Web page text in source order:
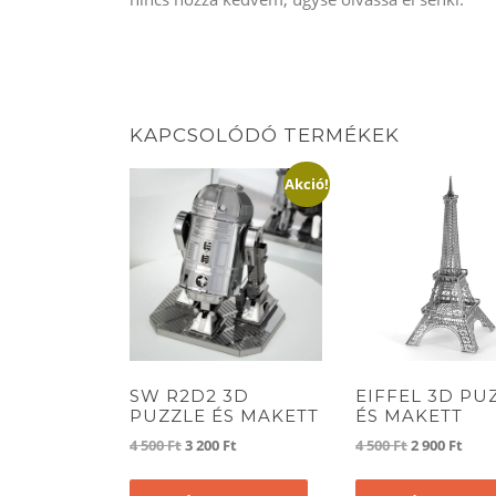
KAPCSOLÓDÓ TERMÉKEK
Akció!
SW R2D2 3D
PUZZLE ÉS MAKETT
4 500FtOriginal
was:
3 200 Ft
EIFFEL 3D
ÉS MAKETT
4 500FtOriginal
was:
2 900 Ft